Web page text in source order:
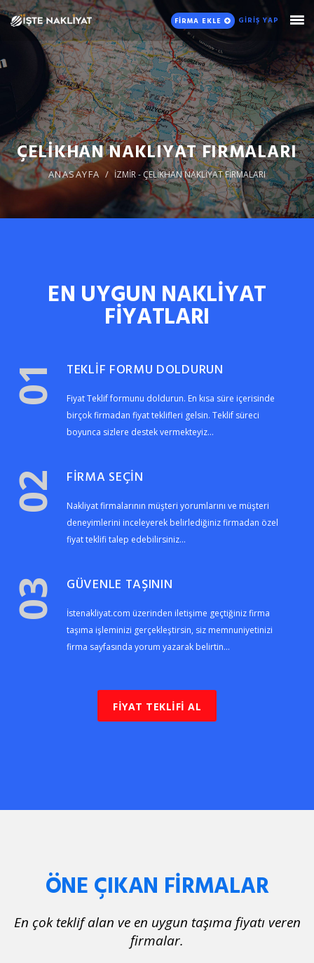
FİRMA EKLE GİRİŞ YAP
ÇELİKHAN NAKLIYAT FIRMALARI
ANASAYFA İZMİR - ÇELİKHAN NAKLİYAT FİRMALARI
EN UYGUN NAKLİYAT
FİYATLARI
01 TEKLİF FORMU DOLDURUN
Fiyat Teklif formunu doldurun. En kısa süre içerisinde
birçok firmadan fiyat teklifleri gelsin. Teklif süreci
boyunca sizlere destek vermekteyiz...
02 FİRMA SEÇİN
Nakliyat firmalarının müşteri yorumlarını ve müşteri
deneyimlerini inceleyerek belirlediğiniz firmadan özel
fiyat teklifi talep edebilirsiniz...
03 GÜVENLE TAŞININ
İstenakliyat.com üzerinden iletişime geçtiğiniz firma
taşıma işleminizi gerçekleştirsin, siz memnuniyetinizi
firma sayfasında yorum yazarak belirtin...
FİYAT TEKLİFİ AL
ÖNE ÇIKAN FİRMALAR
En çok teklif alan ve en uygun taşıma fiyatı veren
firmalar.